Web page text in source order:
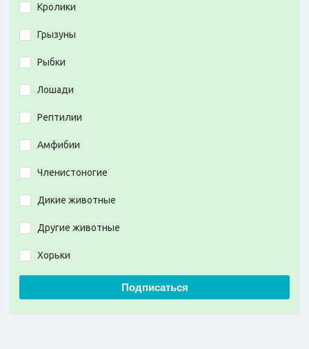
Кролики
Грызуны
Рыбки
Лошади
Рептилии
Амфибии
Членистоногие
Дикие животные
Другие животные
Хорьки
Подписаться